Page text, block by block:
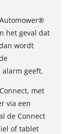
het geval dat
wordt
geeft.
met
via een
de Connect
of tablet